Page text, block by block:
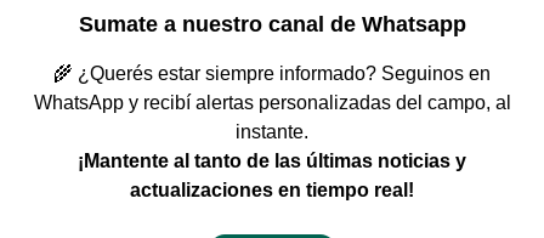
Sumate a nuestro canal de Whatsapp
🌾 ¿Querés estar siempre informado? Seguinos en
WhatsApp y recibí alertas personalizadas del campo, al
instante.
¡Mantente al tanto de las últimas noticias y
actualizaciones en tiempo real!